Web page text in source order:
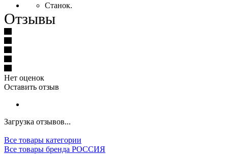
Станок.
Отзывы
Нет оценок
Оставить отзыв
Загрузка отзывов...
Все товары категории
Все товары бренда РОССИЯ